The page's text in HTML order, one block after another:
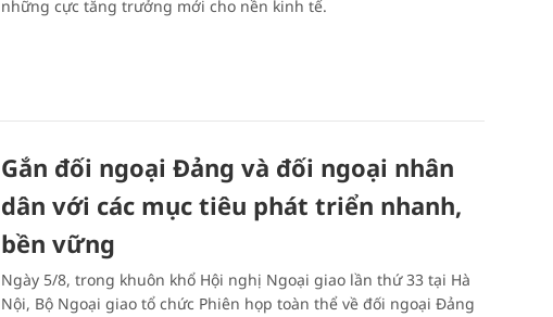
những cực tăng trưởng mới cho nền kinh tế.
Gắn đối ngoại Đảng và đối ngoại nhân
dân với các mục tiêu phát triển nhanh,
bền vững
Ngày 5/8, trong khuôn khổ Hội nghị Ngoại giao lần thứ 33 tại Hà
Nội, Bộ Ngoại giao tổ chức Phiên họp toàn thể về đối ngoại Đảng